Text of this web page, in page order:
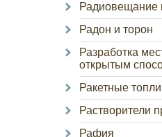
Радиовещание
Радон и торон
Разработка
открытым
Ракетные
Растворители
Рафия